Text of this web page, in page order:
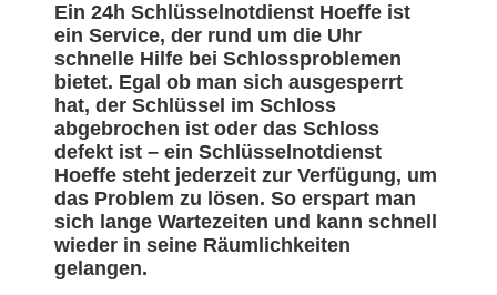
Ein 24h Schlüsselnotdienst Hoeffe ist
ein Service, der rund um die Uhr
schnelle Hilfe bei Schlossproblemen
bietet. Egal ob man sich ausgesperrt
hat, der Schlüssel im Schloss
abgebrochen ist oder das Schloss
defekt ist – ein Schlüsselnotdienst
Hoeffe steht jederzeit zur Verfügung, um
das Problem zu lösen. So erspart man
sich lange Wartezeiten und kann schnell
wieder in seine Räumlichkeiten
gelangen.